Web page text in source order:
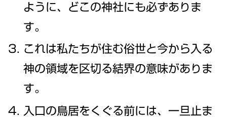
ように、どこの神社にも必ずありま
す。
これは私たちが住む俗世と今から入る
神の領域を区切る結界の意味がありま
す。
入口の鳥居をくぐる前には、一旦止ま